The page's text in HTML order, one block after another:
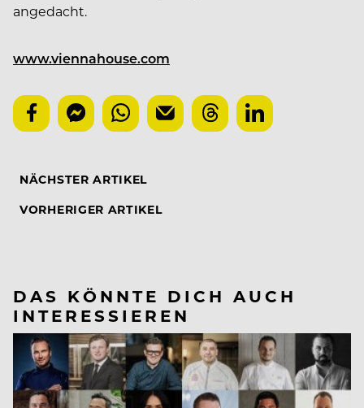
angedacht.
www.viennahouse.com
NÄCHSTER ARTIKEL
VORHERIGER ARTIKEL
DAS KÖNNTE DICH AUCH
INTERESSIEREN